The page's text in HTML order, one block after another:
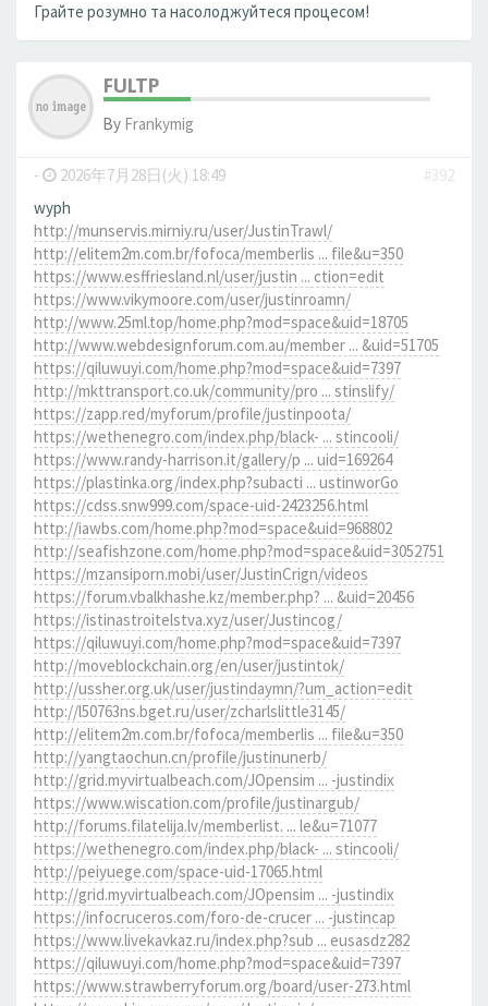
Грайте розумно та насолоджуйтеся процесом!
FULTP
By Frankymig
- 2026年7月28日(火) 18:49
#392
wyph
http://munservis.mirniy.ru/user/JustinTrawl/
http://elitem2m.com.br/fofoca/memberlis ... file&u=350
https://www.esffriesland.nl/user/justin ... ction=edit
https://www.vikymoore.com/user/justinroamn/
http://www.25ml.top/home.php?mod=space&uid=18705
http://www.webdesignforum.com.au/member ... &uid=51705
https://qiluwuyi.com/home.php?mod=space&uid=7397
http://mkttransport.co.uk/community/pro ... stinslify/
https://zapp.red/myforum/profile/justinpoota/
https://wethenegro.com/index.php/black- ... stincooli/
https://www.randy-harrison.it/gallery/p ... uid=169264
https://plastinka.org/index.php?subacti ... ustinworGo
https://cdss.snw999.com/space-uid-2423256.html
http://iawbs.com/home.php?mod=space&uid=968802
http://seafishzone.com/home.php?mod=space&uid=3052751
https://mzansiporn.mobi/user/JustinCrign/videos
https://forum.vbalkhashe.kz/member.php? ... &uid=20456
https://istinastroitelstva.xyz/user/Justincog/
https://qiluwuyi.com/home.php?mod=space&uid=7397
http://moveblockchain.org/en/user/justintok/
http://ussher.org.uk/user/justindaymn/?um_action=edit
http://l50763ns.bget.ru/user/zcharlslittle3145/
http://elitem2m.com.br/fofoca/memberlis ... file&u=350
http://yangtaochun.cn/profile/justinunerb/
http://grid.myvirtualbeach.com/JOpensim ... -justindix
https://www.wiscation.com/profile/justinargub/
http://forums.filatelija.lv/memberlist. ... le&u=71077
https://wethenegro.com/index.php/black- ... stincooli/
http://peiyuege.com/space-uid-17065.html
http://grid.myvirtualbeach.com/JOpensim ... -justindix
https://infocruceros.com/foro-de-crucer ... -justincap
https://www.livekavkaz.ru/index.php?sub ... eusasdz282
https://qiluwuyi.com/home.php?mod=space&uid=7397
https://www.strawberryforum.org/board/user-273.html